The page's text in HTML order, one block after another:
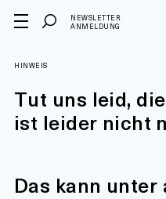
NEWSLETTER
ANMELDUNG
HINWEIS
Tut uns leid,
ist leider nicht
Das kann